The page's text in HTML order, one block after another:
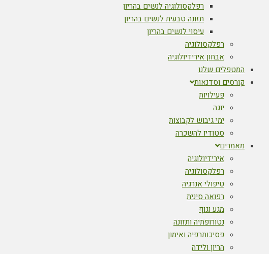
רפלקסולוגיה לנשים בהריון
תזונה טבעית לנשים בהריון
עיסוי לנשים בהריון
רפלקסולוגיה
אבחון אירידיולוגיה
המטפלים שלנו
קורסים וסדנאות
פעילויות
יוגה
ימי גיבוש לקבוצות
סטודיו להשכרה
מאמרים
אירידיולוגיה
רפלקסולוגיה
טיפולי אנרגיה
רפואה סינית
מגע וגוף
נטורופתיה ותזונה
פסיכותרפיה ואימון
הריון ולידה